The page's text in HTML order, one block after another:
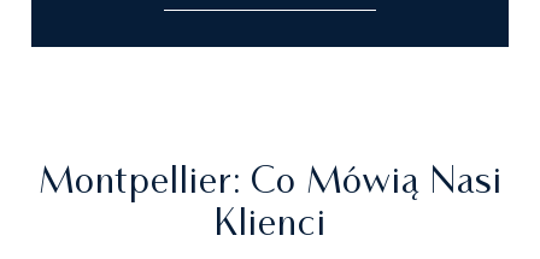
Montpellier: Co Mówią Nasi
Klienci